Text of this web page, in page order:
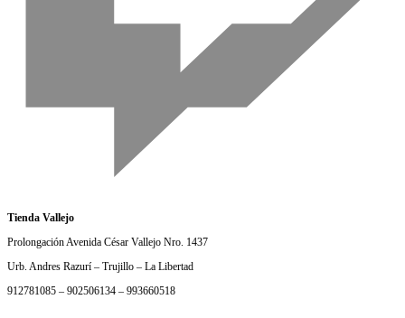
Tienda Vallejo
Prolongación Avenida César Vallejo Nro. 1437
Urb. Andres Razurí – Trujillo – La Libertad
912781085 – 902506134 – 993660518